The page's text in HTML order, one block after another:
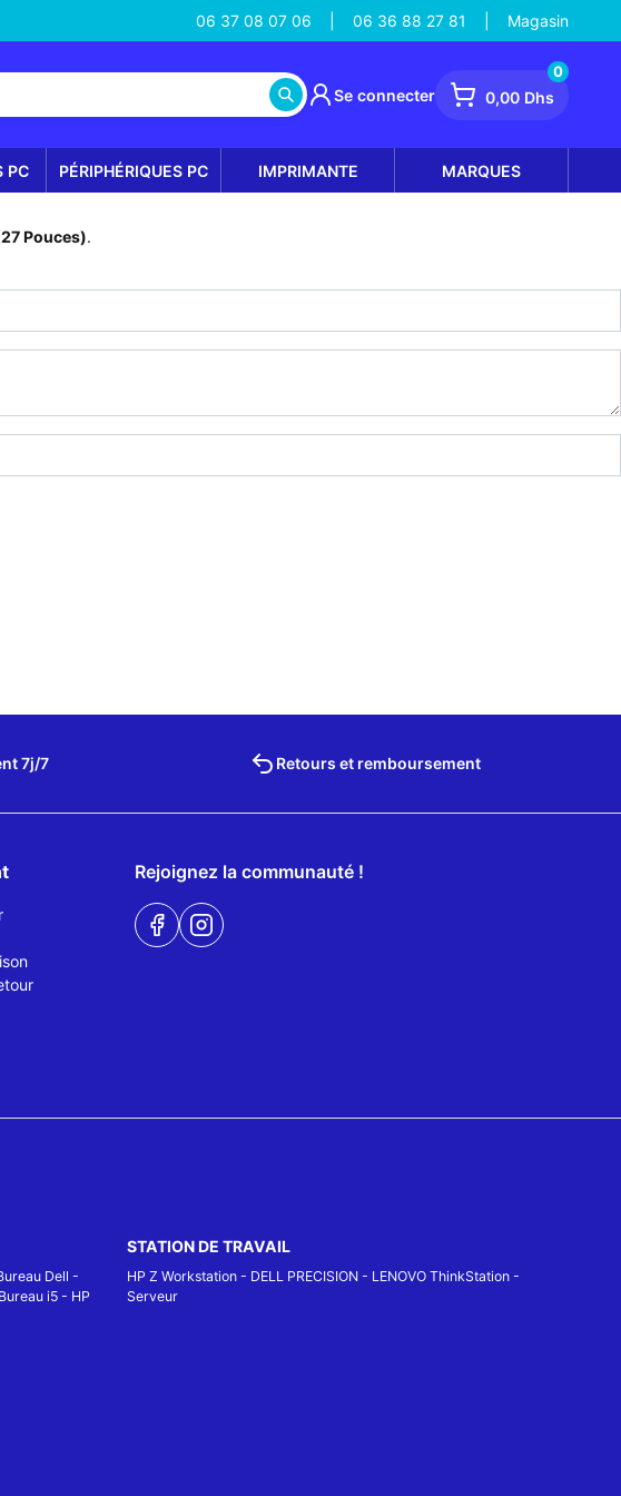
06 37 08 07 06 06 36 88 27 81 Magasin
Se connecter 0,00 Dhs
0
PC PÉRIPHÉRIQUES PC IMPRIMANTE MARQUES
Pouces).
7j/7 Retours et remboursement
Rejoignez la communauté !
Dell -
i5- HP
STATION DE TRAVAIL
HP Z Workstation - DELL PRECISION - LENOVO ThinkStation -
Serveur